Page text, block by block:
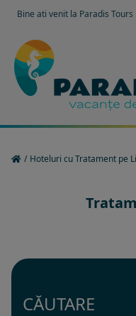
Bine ati venit la Paradis Tours
/ Hoteluri cu Tratament pe
CĂUTARE